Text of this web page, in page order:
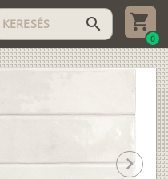
search
0
chevron_right